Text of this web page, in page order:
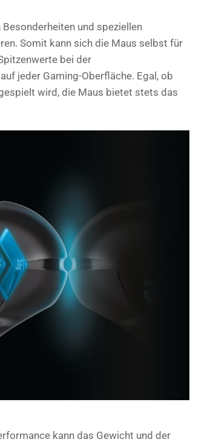
und speziellen
Somit kann sich die Maus selbst für
bei der
jeder Gaming-Oberfläche. Egal, ob
wird, die Maus bietet stets das
kann das Gewicht und der